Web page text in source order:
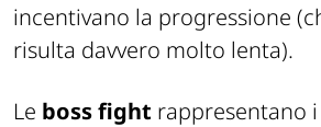
incentivano la progressione
risulta davvero molto lenta).
Le boss fight rappresentano